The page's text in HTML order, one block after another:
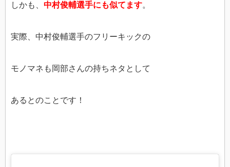
しかも、 中村俊輔選手にも似てます。
実際、中村俊輔選手のフリーキックの
モノマネも岡部さんの持ちネタとして
あるとのことです！